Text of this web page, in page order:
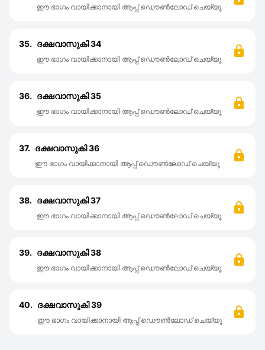
ഈ ഭാഗം വായിക്കാനായി ആപ്പ് ഡൌൺലോഡ് ചെയ്യൂ
35. ദക്ഷവാസുകി 34
ഈ ഭാഗം വായിക്കാനായി ആപ്പ് ഡൌൺലോഡ് ചെയ്യൂ
36. ദക്ഷവാസുകി 35
ഈ ഭാഗം വായിക്കാനായി ആപ്പ് ഡൌൺലോഡ് ചെയ്യൂ
37. ദക്ഷവാസുകി 36
ഈ ഭാഗം വായിക്കാനായി ആപ്പ് ഡൌൺലോഡ് ചെയ്യൂ
38. ദക്ഷവാസുകി 37
ഈ ഭാഗം വായിക്കാനായി ആപ്പ് ഡൌൺലോഡ് ചെയ്യൂ
39. ദക്ഷവാസുകി 38
ഈ ഭാഗം വായിക്കാനായി ആപ്പ് ഡൌൺലോഡ് ചെയ്യൂ
40. ദക്ഷവാസുകി 39
ഈ ഭാഗം വായിക്കാനായി ആപ്പ് ഡൌൺലോഡ് ചെയ്യൂ